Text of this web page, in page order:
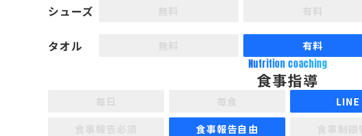
シューズ
タオル 有料
Nutrition coaching
食事指導
LINE
食事報告自由